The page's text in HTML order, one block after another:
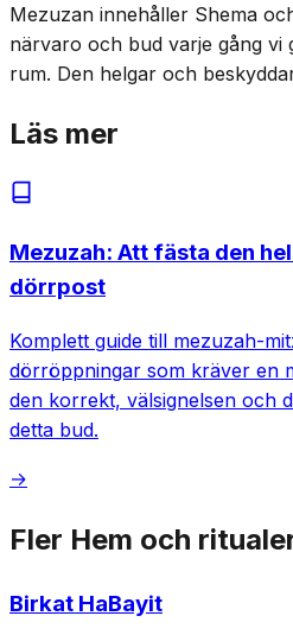
Mezuzan innehåller Shema
närvaro och bud varje gång vi
rum. Den helgar och
Läs mer
Mezuzah: Att fästa den
dörrpost
Komplett guide till mezuzah-
dörröppningar som kräver en
den korrekt, välsignelsen och
detta bud.
→
Fler Hem och
Birkat HaBayit